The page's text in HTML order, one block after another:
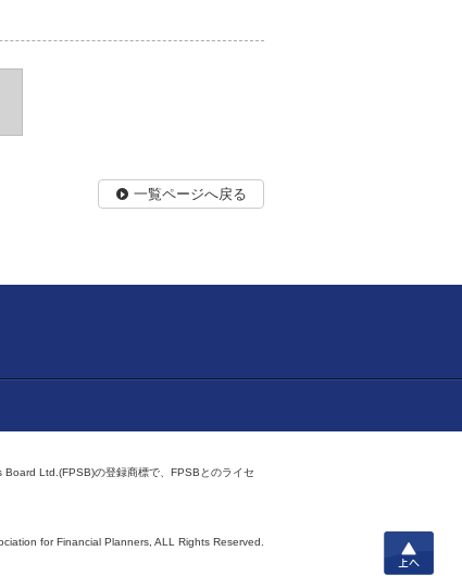
一覧ページへ戻る
上へ
Ltd.(FPSB)の登録商標で、FPSBとのライセ
for Financial Planners, ALL Rights Reserved.